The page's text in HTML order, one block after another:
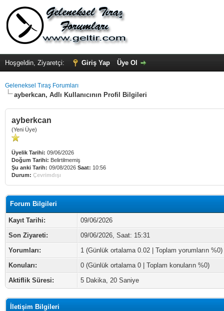
Hoşgeldin, Ziyaretçi: Giriş Yap Üye Ol
Geleneksel Tıraş Forumları
ayberkcan, Adlı Kullanıcının Profil Bilgileri
ayberkcan
(Yeni Üye)
Üyelik Tarihi: 09/06/2026
Doğum Tarihi: Belirtilmemiş
Şu anki Tarih: 09/08/2026 Saat: 10:56
Durum: Çevrimdışı
Forum Bilgileri
Kayıt Tarihi:
09/06/2026
Son Ziyareti:
09/06/2026, Saat: 15:31
Yorumları:
1 (Günlük ortalama 0.02 | Toplam yorumların %0)
Konuları:
0 (Günlük ortalama 0 | Toplam konuların %0)
Aktiflik Süresi:
5 Dakika, 20 Saniye
İletişim Bilgileri